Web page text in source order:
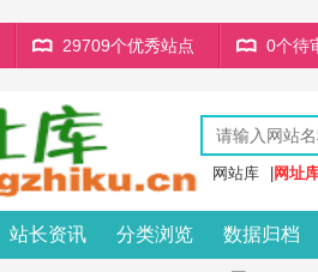
29709个优秀站点 0个待
网站库 网址
站长资讯 分类浏览 数据归档